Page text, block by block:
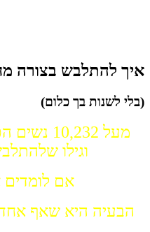
איך להתלבש בצורה
(בלי לשנות בך כלום)
מעל
וגילו
אם
הבעיה היא שאף